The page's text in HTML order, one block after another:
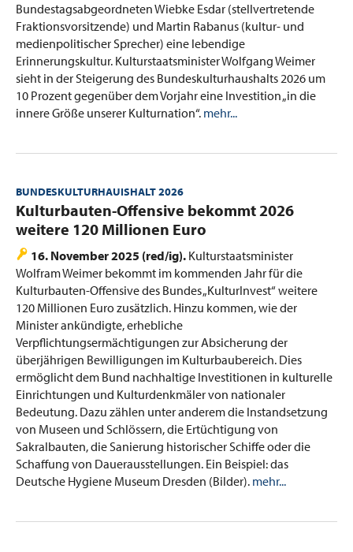
Bundestagsabgeordneten Wiebke Esdar (stellvertretende
Fraktionsvorsitzende) und Martin Rabanus (kultur- und
medienpolitischer Sprecher) eine lebendige
Erinnerungskultur. Kulturstaatsminister Wolfgang Weimer
sieht in der Steigerung des Bundeskulturhaushalts 2026 um
10 Prozent gegenüber dem Vorjahr eine Investition „in die
innere Größe unserer Kulturnation“. mehr...
BUNDESKULTURHAUISHALT 2026
:Kulturbauten-Offensive bekommt 2026
weitere 120 Millionen Euro
16. November 2025 (red/ig). Kulturstaatsminister
Wolfram Weimer bekommt im kommenden Jahr für die
Kulturbauten-Offensive des Bundes „KulturInvest“ weitere
120 Millionen Euro zusätzlich. Hinzu kommen, wie der
Minister ankündigte, erhebliche
Verpflichtungsermächtigungen zur Absicherung der
überjährigen Bewilligungen im Kulturbaubereich. Dies
ermöglicht dem Bund nachhaltige Investitionen in kulturelle
Einrichtungen und Kulturdenkmäler von nationaler
Bedeutung. Dazu zählen unter anderem die Instandsetzung
von Museen und Schlössern, die Ertüchtigung von
Sakralbauten, die Sanierung historischer Schiffe oder die
Schaffung von Dauerausstellungen. Ein Beispiel: das
Deutsche Hygiene Museum Dresden (Bilder). mehr...